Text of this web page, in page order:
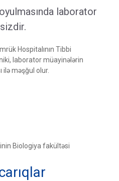
laborator
Hospitalının Tibbi
laborator müayinələrin
ilə məşğul olur.
Biologiya fakültəsi